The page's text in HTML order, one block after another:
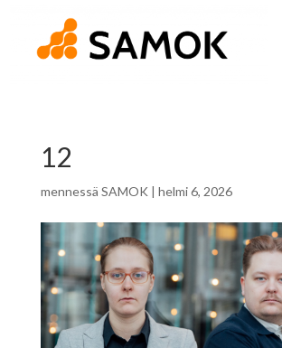
12
mennessä SAMOK | helmi 6, 2026